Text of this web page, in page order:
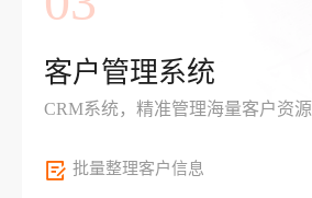
客户管理系统
CRM系统，精准管理海量客户资源
批量整理客户信息